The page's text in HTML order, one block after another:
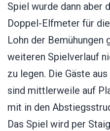
Spiel wurde dann aber
Doppel-Elfmeter für
Lohn der Bemühungen
weiteren Spielverlauf
zu legen. Die Gäste
sind mittlerweile auf
mit in den
Das Spiel wird per